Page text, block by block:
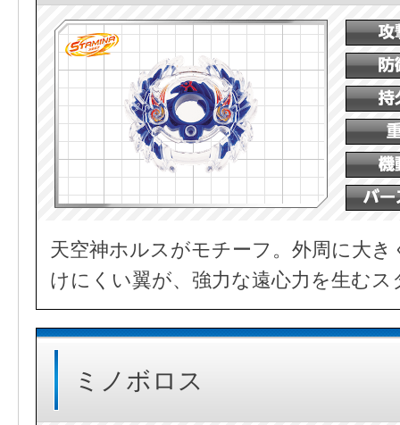
天空神ホルスがモチーフ。外周に大
けにくい翼が、強力な遠心力を生む
ミノボロス